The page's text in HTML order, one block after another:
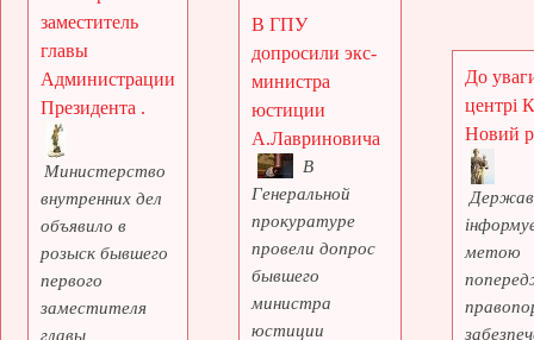
заместитель
главы
Администрации
Президента .
Министерство
внутренних дел
объявило в
розыск бывшего
первого
заместителя
главы
В ГПУ
допросили экс-
министра
юстиции
А.Лавриновича
В
Генеральной
прокуратуре
провели допрос
бывшего
министра
юстиции
До
центрі
Новий
метою